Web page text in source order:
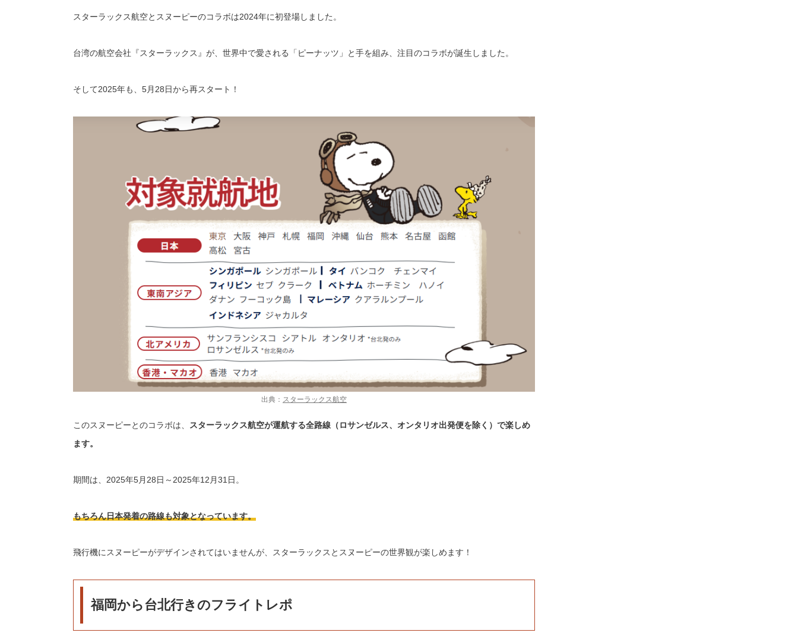
スターラックス航空とスヌーピーのコラボは2024年に初登場しました。
台湾の航空会社『スターラックス』が、世界中で愛される「ピーナッツ」と手を組み、注目のコラボが誕生しました。
そして2025年も、5月28日から再スタート！
出典： スターラックス航空
このスヌーピーとのコラボは、
スターラックス航空が運航する全路線（ロサンゼルス、オンタリオ出発便を除く）で楽しめ
ます。
期間は、2025年5月28日～2025年12月31日。
もちろん日本発着の路線も対象となっています。
飛行機にスヌーピーがデザインされてはいませんが、スターラックスとスヌーピーの世界観が楽しめます！
福岡から台北行きのフライトレポ